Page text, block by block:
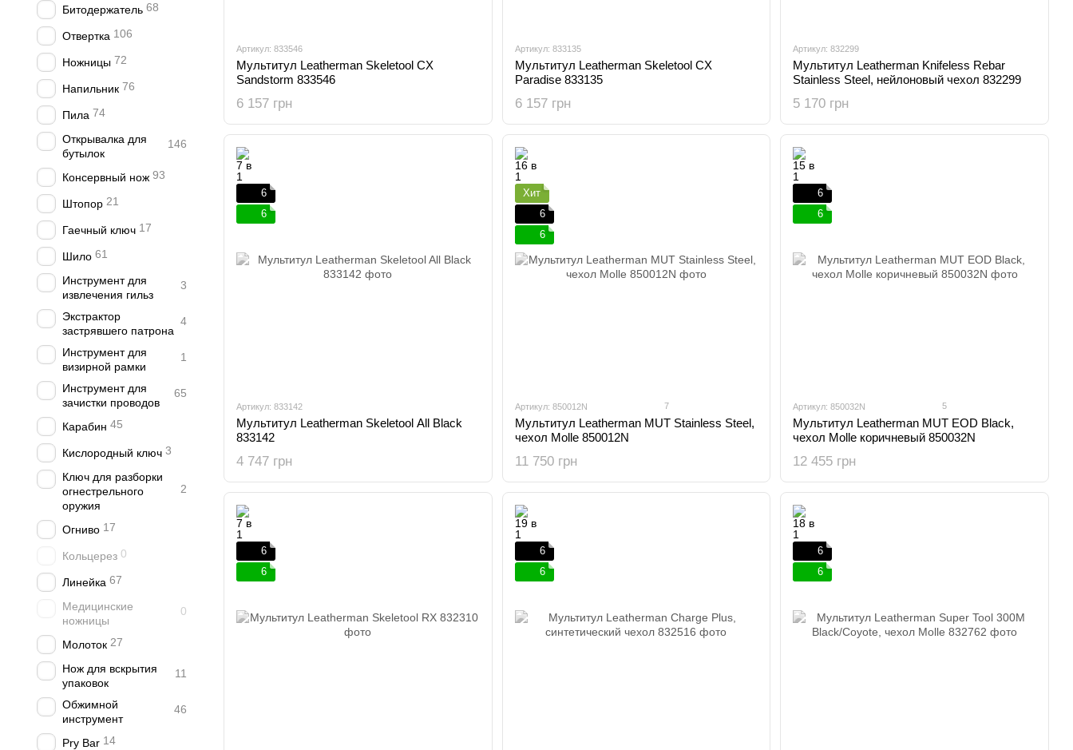
Артикул: 833546
Мультитул Leatherman Skeletool CX
Sandstorm 833546
6 157 грн
Артикул: 833135
Мультитул Leatherman Skeletool CX
Paradise 833135
6 157 грн
Артикул: 832299
Мультитул Leatherman Knifeless Rebar
Stainless Steel, нейлоновый чехол 832299
5 170 грн
6
6
Артикул: 833142
Мультитул Leatherman Skeletool All Black
833142
4 747 грн
Хит
6
6
Артикул: 850012N 7
Мультитул Leatherman MUT Stainless Steel,
чехол Molle 850012N
11 750 грн
6
6
Артикул: 850032N 5
Мультитул Leatherman MUT EOD Black,
чехол Molle коричневый 850032N
12 455 грн
6
6
6
6
6
6
Битодержатель 68
Отвертка 106
Ножницы 72
Напильник 76
Пила 74
Открывалка для
бутылок
146
Консервный нож 93
Штопор 21
Гаечный ключ 17
Шило 61
Инструмент для
извлечения гильз
3
Экстрактор
застрявшего патрона
4
Инструмент для
визирной рамки
1
Инструмент для
зачистки проводов
65
Карабин 45
Кислородный ключ 3
Ключ для разборки
огнестрельного
оружия
2
Огниво 17
Кольцерез 0
Линейка 67
Медицинские
ножницы
0
Молоток 27
Нож для вскрытия
упаковок
11
Обжимной
инструмент
46
Pry Bar 14